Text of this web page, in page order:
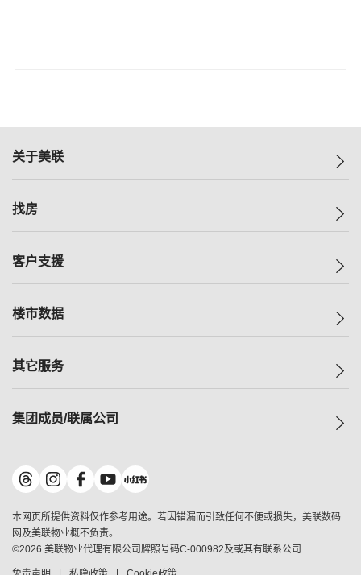
关于美联
美联集团
人才招募
找房
一手新房
减价
美联豪宅
独家楼盘
租房
客户支援
自助放盘
查询热线
按揭计算机
负担能力计算机
转按计算机
缴款方式
楼市数据
指数
历史成交
小区成交排行榜
地区百科
其它服务
小区专页
美联精英会
美善会
地产经纪人管理协会
申报已递交的购楼开盘
集团成员/联属公司
美联物业
鋑联控股*
美联工商铺*
美联中国
美联澳门
本网页所提供资料仅作参考用途。若因错漏而引致任何不便或损失，美联数码
网及美联物业概不负责。
©2026 美联物业代理有限公司牌照号码C-000982及或其有联系公司